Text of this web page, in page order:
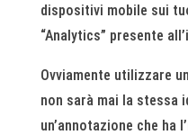
dispositivi mobile sui
“Analytics” presente
Ovviamente utilizzare
non sarà mai la stessa
un’annotazione che ha